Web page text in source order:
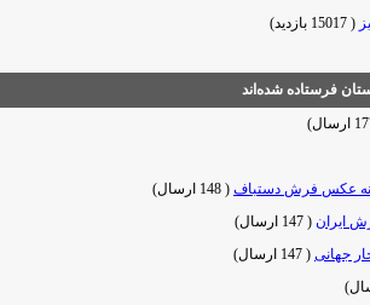
(15017 بازدید
)
فرستاده شده‌اند
)
عکس فرش دستباف(148 ارسال
)
(147 ارسال
)
(
)
)